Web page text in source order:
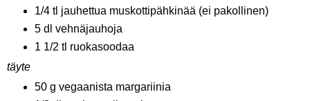
1/4 tl jauhettua muskottipähkinää (ei pakollinen)
5 dl vehnäjauhoja
1 1/2 tl ruokasoodaa
täyte
50 g vegaanista margariinia